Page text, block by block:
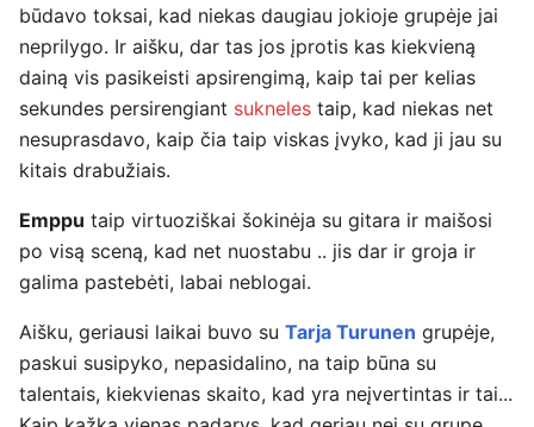
būdavo toksai, kad niekas daugiau jokioje grupėje jai
neprilygo. Ir aišku, dar tas jos įprotis kas kiekvieną
dainą vis pasikeisti apsirengimą, kaip tai per kelias
sekundes persirengiant sukneles taip, kad niekas net
nesuprasdavo, kaip čia taip viskas įvyko, kad ji jau su
kitais drabužiais.
Emppu taip virtuoziškai šokinėja su gitara ir maišosi
po visą sceną, kad net nuostabu .. jis dar ir groja ir
galima pastebėti, labai neblogai.
Aišku, geriausi laikai buvo su Tarja Turunen grupėje,
paskui susipyko, nepasidalino, na taip būna su
talentais, kiekvienas skaito, kad yra neįvertintas ir tai...